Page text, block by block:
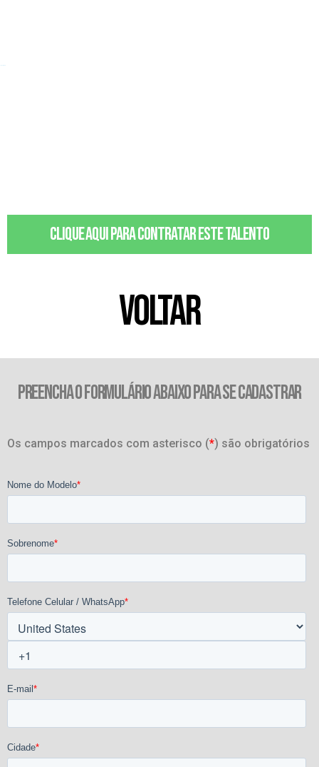
Clique aqui para contratar este talento
VOLTAR
PREENCHA O FORMULÁRIO ABAIXO PARA SE CADASTRAR
Os campos marcados com asterisco (*) são obrigatórios